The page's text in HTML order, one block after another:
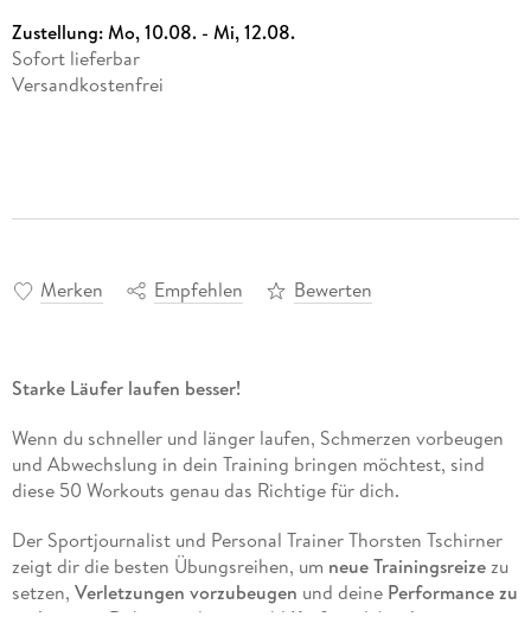
Zustellung:Mo, 10.08. - Mi, 12.08.
Sofort lieferbar
Versandkostenfrei
Merken Empfehlen Bewerten
Starke Läufer laufen besser!
Wenn du schneller und länger laufen, Schmerzen vorbeugen
und Abwechslung in dein Training bringen möchtest, sind
diese 50 Workouts genau das Richtige für dich.
Der Sportjournalist und Personal Trainer Thorsten Tschirner
zeigt dir die besten Übungsreihen, um neue Trainingsreizezu
setzen, Verletzungen vorzubeugen und deine Performance zu
verbessern. Dabei werden sowohl Kraft und Ausdauer